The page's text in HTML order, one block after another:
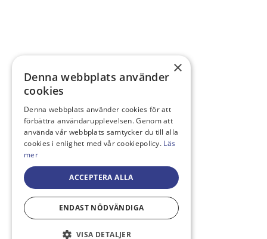
×
Denna webbplats använder
cookies
Denna webbplats använder cookies för att
förbättra användarupplevelsen. Genom att
använda vår webbplats samtycker du till alla
cookies i enlighet med vår cookiepolicy. Läs
mer
ACCEPTERA ALLA
ENDAST NÖDVÄNDIGA
VISA DETALJER